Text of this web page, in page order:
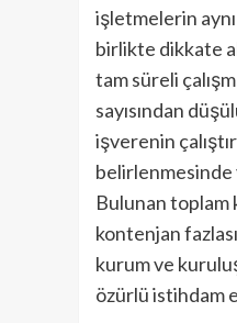
işletmelerin
birlikte dikkate
tam süreli
sayısından
işverenin
belirlenmesinde
Bulunan toplam
kontenjan
kurum ve
özürlü istihdam